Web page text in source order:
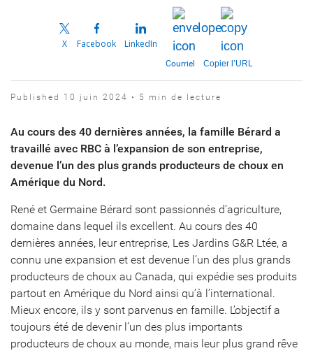
X Facebook LinkedIn
Courriel Copier l’URL
Published 10 juin 2024 • 5 min de lecture
Au cours des 40 dernières années, la famille Bérard a
travaillé avec RBC à l’expansion de son entreprise,
devenue l’un des plus grands producteurs de choux en
Amérique du Nord.
René et Germaine Bérard sont passionnés d’agriculture,
domaine dans lequel ils excellent. Au cours des 40
dernières années, leur entreprise, Les Jardins G&R Ltée, a
connu une expansion et est devenue l’un des plus grands
producteurs de choux au Canada, qui expédie ses produits
partout en Amérique du Nord ainsi qu’à l’international.
Mieux encore, ils y sont parvenus en famille. L’objectif a
toujours été de devenir l’un des plus importants
producteurs de choux au monde, mais leur plus grand rêve